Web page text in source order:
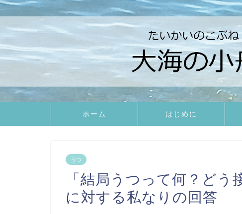
ホーム はじめに
うつ
「結局うつって何？どう
に対する私なりの回答